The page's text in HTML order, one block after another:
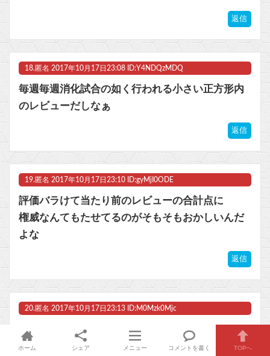
返信
18. 匿名 2017年10月17日23:08 ID:Y4NDQzMDQ
毎週毎週消化試合の如く行われる小さい正方形内
のレビューだしなぁ
返信
19. 匿名 2017年10月17日23:10 ID:gyMjI0ODE
評価バラけて当たり前のレビューの合計点に
権威なんてもたせてるのがそもそもおかしいんだ
よな
返信
20. 匿名 2017年10月17日23:13 ID:M0Mzk0Mjc
ジョジョ>>マリオデ
ホーム シェア メニュー コメントを書く TOPへ